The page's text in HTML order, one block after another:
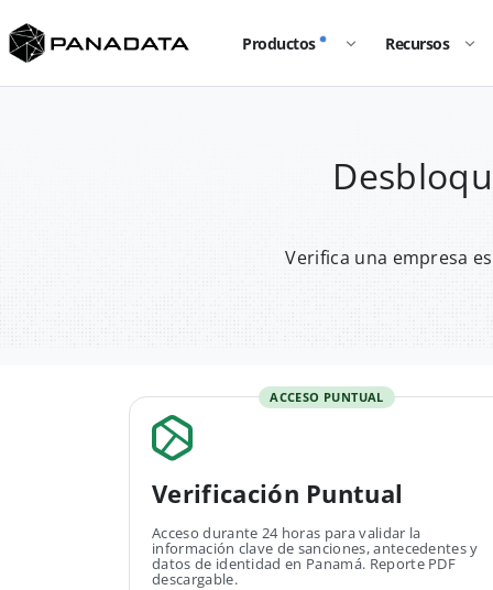
Productos Recursos
Verifica una empresa
ACCESO PUNTUAL
Verificación Puntual
Acceso durante 24 horas para validar la
información clave de sanciones, antecedentes y
datos de identidad en Panamá. Reporte PDF
descargable.